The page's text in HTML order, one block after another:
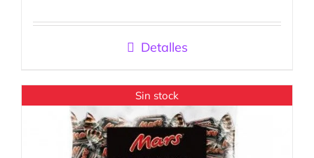
5
Detalles
Sin stock